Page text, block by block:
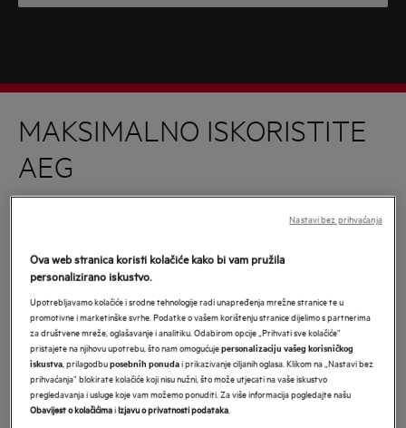
MAKSIMALNO ISKORISTITE
AEG
*Obavezno
Upišite
svoju
e-
mail
adresu
Pristajem na primanje personaliziranog marketinškog sadržaja
Electrolux grupeputem e-pošte, telefona, SMS-a i pošte. Pristajem i da
se moji osobni podaci dijele s mrežama trećih strana i koriste za
Ova web stranica koristi kolačiće kako bi vam pružila
personalizirano iskustvo.
Upotrebljavamo kolačiće i srodne tehnologije radi unapređenja mrežne stranice te u
promotivne i marketinške svrhe. Podatke o vašem korištenju stranice dijelimo s partnerima
za društvene mreže, oglašavanje i analitiku. Odabirom opcije „Prihvati sve kolačiće”
pristajete na njihovu upotrebu, što nam omogućujepersonalizaciju vašeg korisničkog
iskustva, prilagodbuposebnih ponudai prikazivanje ciljanih oglasa. Klikom na „Nastavi bez
prihvaćanja” blokirate kolačiće koji nisu nužni, što može utjecati na vaše iskustvo
pregledavanja i usluge koje vam možemo ponuditi. Za više informacija pogledajte našu
Obavijest o kolačićimaiIzjavu o privatnosti podataka.
Nastavi bez prihvaćanja